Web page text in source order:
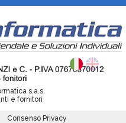
s.a.s.
e fornitori
Consenso Privacy